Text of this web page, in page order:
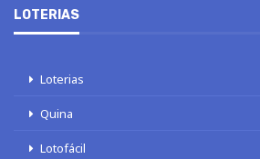
LOTERIAS
Loterias
Quina
Lotofácil